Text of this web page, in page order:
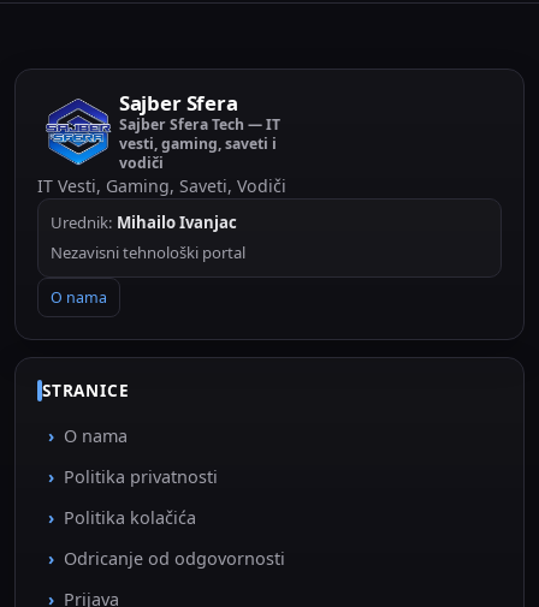
Sajber Sfera
Sajber Sfera Tech — IT
vesti, gaming, saveti i
vodiči
IT Vesti, Gaming, Saveti, Vodiči
Urednik: Mihailo Ivanjac
Nezavisni tehnološki portal
O nama
STRANICE
O nama
Politika privatnosti
Politika kolačića
Odricanje od odgovornosti
Prijava